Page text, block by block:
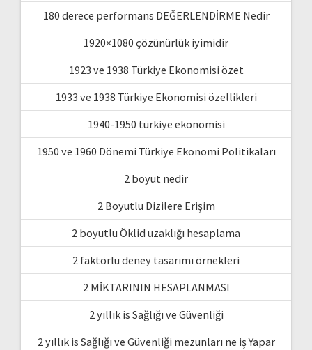
180 derece performans DEĞERLENDİRME Nedir
1920×1080 çözünürlük iyimidir
1923 ve 1938 Türkiye Ekonomisi özet
1933 ve 1938 Türkiye Ekonomisi özellikleri
1940-1950 türkiye ekonomisi
1950 ve 1960 Dönemi Türkiye Ekonomi Politikaları
2 boyut nedir
2 Boyutlu Dizilere Erişim
2 boyutlu Öklid uzaklığı hesaplama
2 faktörlü deney tasarımı örnekleri
2 MİKTARININ HESAPLANMASI
2 yıllık is Sağlığı ve Güvenliği
2 yıllık is Sağlığı ve Güvenliği mezunları ne iş Yapar